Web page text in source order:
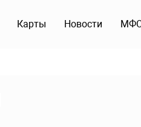
Карты Новости